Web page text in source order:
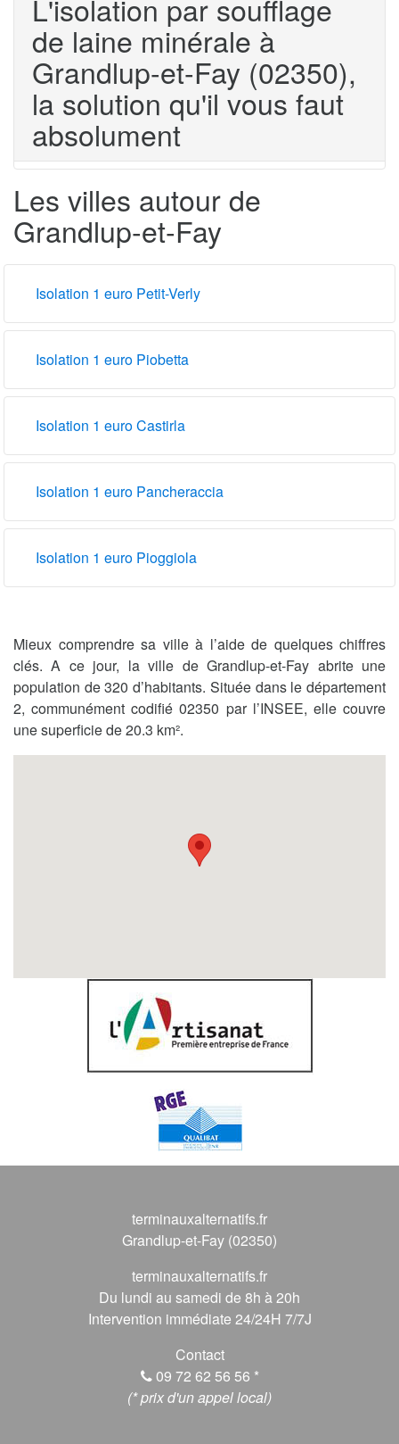
L'isolation par soufflage
de laine minérale à
Grandlup-et-Fay (02350),
la solution qu'il vous faut
absolument
Les villes autour de
Grandlup-et-Fay
Isolation 1 euro Petit-Verly
Isolation 1 euro Piobetta
Isolation 1 euro Castirla
Isolation 1 euro Pancheraccia
Isolation 1 euro Pioggiola
Mieux comprendre sa ville à l’aide de quelques chiffres
clés. A ce jour, la ville de Grandlup-et-Fay abrite une
population de 320 d’habitants. Située dans le département
2, communément codifié 02350 par l’INSEE, elle couvre
une superficie de 20.3 km².
terminauxalternatifs.fr
Grandlup-et-Fay (02350)
terminauxalternatifs.fr
Du lundi au samedi de 8h à 20h
Intervention immédiate 24/24H 7/7J
Contact
09 72 62 56 56 *
(* prix d'un appel local)